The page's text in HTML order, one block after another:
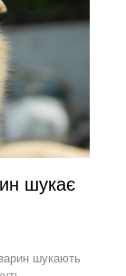
шукає
шукають